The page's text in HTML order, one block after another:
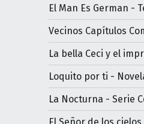
El Man Es German -
Vecinos Capítulos
La bella Ceci y el
Loquito por ti -
La Nocturna - Serie